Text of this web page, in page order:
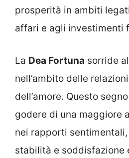
prosperità in ambiti
affari e agli investimenti
La Dea Fortuna sorride
nell’ambito delle
dell’amore. Questo
godere di una maggiore
nei rapporti
stabilità e soddisfazione